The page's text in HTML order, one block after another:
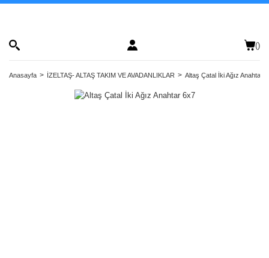
()
Anasayfa İZELTAŞ- ALTAŞ TAKIM VE AVADANLIKLAR Altaş Çatal İki Ağız Anahtar